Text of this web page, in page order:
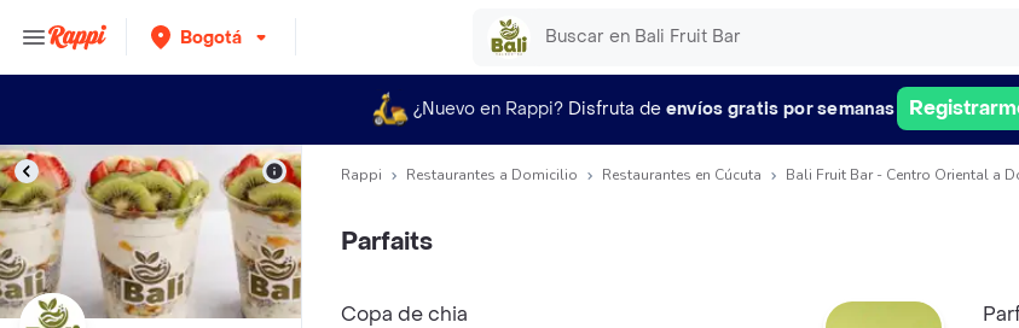
Bogotá
¿Nuevo en Rappi? Disfruta de envíos gratis por semanas
Rappi Restaurantes a Domicilio Restaurantes en Cúcuta Bali Fruit Bar - Centro Oriental a
Parfaits
Copa de chia